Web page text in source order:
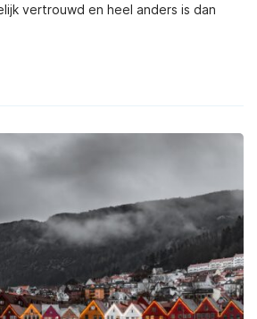
vertrouwd en heel anders is dan